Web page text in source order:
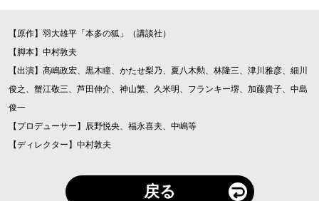
【原作】羽大雄平「本多の狐」（講談社）
【脚本】中村敦夫
【出演】髙嶋政宏、黒木瞳、かたせ梨乃、夏八木勲、林隆三、津川雅彦、細川
俊之、蟹江敬三、芦田伸介、神山繁、久米明、フランキー堺、加藤貴子、中島
俊一
【プロデューサー】辰野悦央、福永喜夫、中嶋等
【ディレクター】中村敦夫
戻る